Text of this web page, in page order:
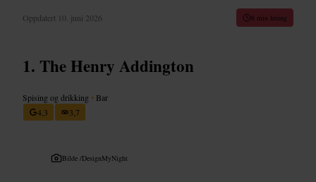
Oppdatert 10. juni 2026 8 min lesing
The Henry Addington
Spising og drikking • Bar
4,3
3,7
Bilde /DesignMyNight